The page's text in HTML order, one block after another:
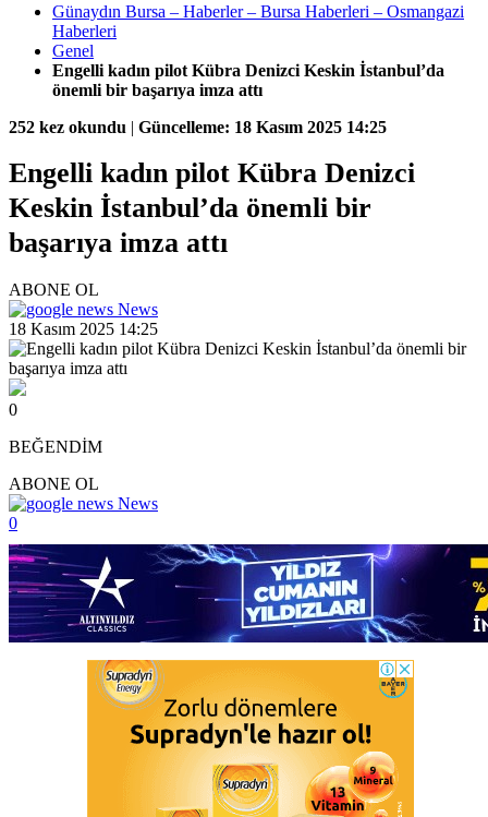
Günaydın Bursa – Haberler – Bursa Haberleri – Osmangazi
Haberleri
Genel
Engelli kadın pilot Kübra Denizci Keskin İstanbul’da
önemli bir başarıya imza attı
252 kez okundu | Güncelleme: 18 Kasım 2025 14:25
Engelli kadın pilot Kübra Denizci
Keskin İstanbul’da önemli bir
başarıya imza attı
ABONE OL
News
18 Kasım 2025 14:25
0
BEĞENDİM
ABONE OL
News
0